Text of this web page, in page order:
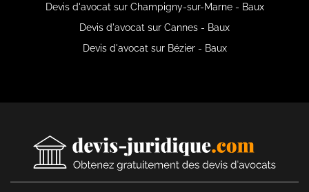
Devis d'avocat sur Champigny-sur-Marne - Baux
Devis d'avocat sur Cannes - Baux
Devis d'avocat sur Bézier - Baux